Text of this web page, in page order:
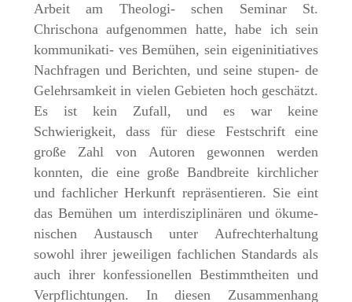
Arbeit am Theologi- schen Seminar St.
Chrischona aufgenommen hatte, habe ich sein
kommunikati- ves Bemühen, sein eigeninitiatives
Nachfragen und Berichten, und seine stupen- de
Gelehrsamkeit in vielen Gebieten hoch geschätzt.
Es ist kein Zufall, und es war keine
Schwierigkeit, dass für diese Festschrift eine
große Zahl von Autoren gewonnen werden
konnten, die eine große Bandbreite kirchlicher
und fachlicher Herkunft repräsentieren. Sie eint
das Bemühen um interdisziplinären und ökume-
nischen Austausch unter Aufrechterhaltung
sowohl ihrer jeweiligen fachlichen Standards als
auch ihrer konfessionellen Bestimmtheiten und
Verpflichtungen. In diesen Zusammenhang